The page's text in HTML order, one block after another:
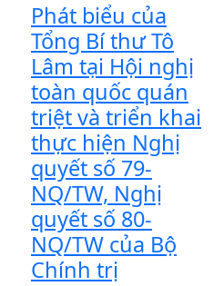
Phát biểu của
Tổng Bí thư Tô
Lâm tại Hội nghị
toàn quốc quán
triệt và triển khai
thực hiện Nghị
quyết số 79-
NQ/TW, Nghị
quyết số 80-
NQ/TW của Bộ
Chính trị